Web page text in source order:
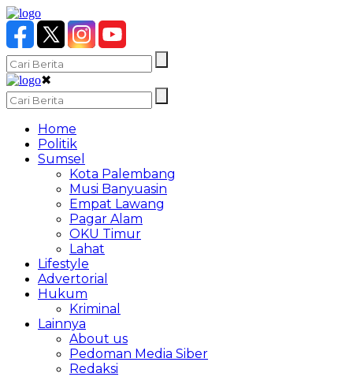
✖
Home
Politik
Sumsel
Kota Palembang
Musi Banyuasin
Empat Lawang
Pagar Alam
OKU Timur
Lahat
Lifestyle
Advertorial
Hukum
Kriminal
Lainnya
About us
Pedoman Media Siber
Redaksi